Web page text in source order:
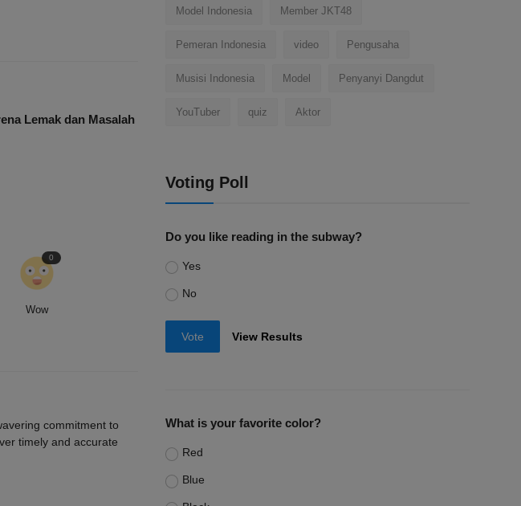
Lemak dan Masalah
Wow
0
commitment to
timely and accurate
Model Indonesia Member JKT48
Pemeran Indonesia video Pengusaha
Musisi Indonesia Model Penyanyi Dangdut
YouTuber quiz Aktor
Voting Poll
Do you like reading in the subway?
Yes
No
Vote View Results
What is your favorite color?
Red
Blue